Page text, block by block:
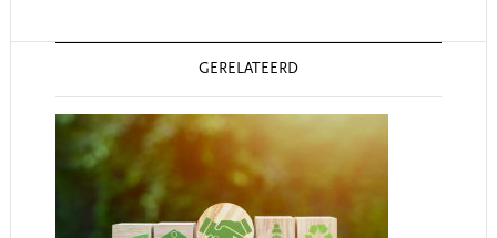
GERELATEERD